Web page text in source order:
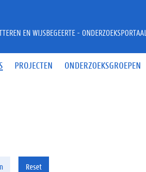
PROJECTEN ONDERZOEKSGROEPEN
EN WIJSBEGEERTE - ONDERZOEKSPORTAAL
Reset